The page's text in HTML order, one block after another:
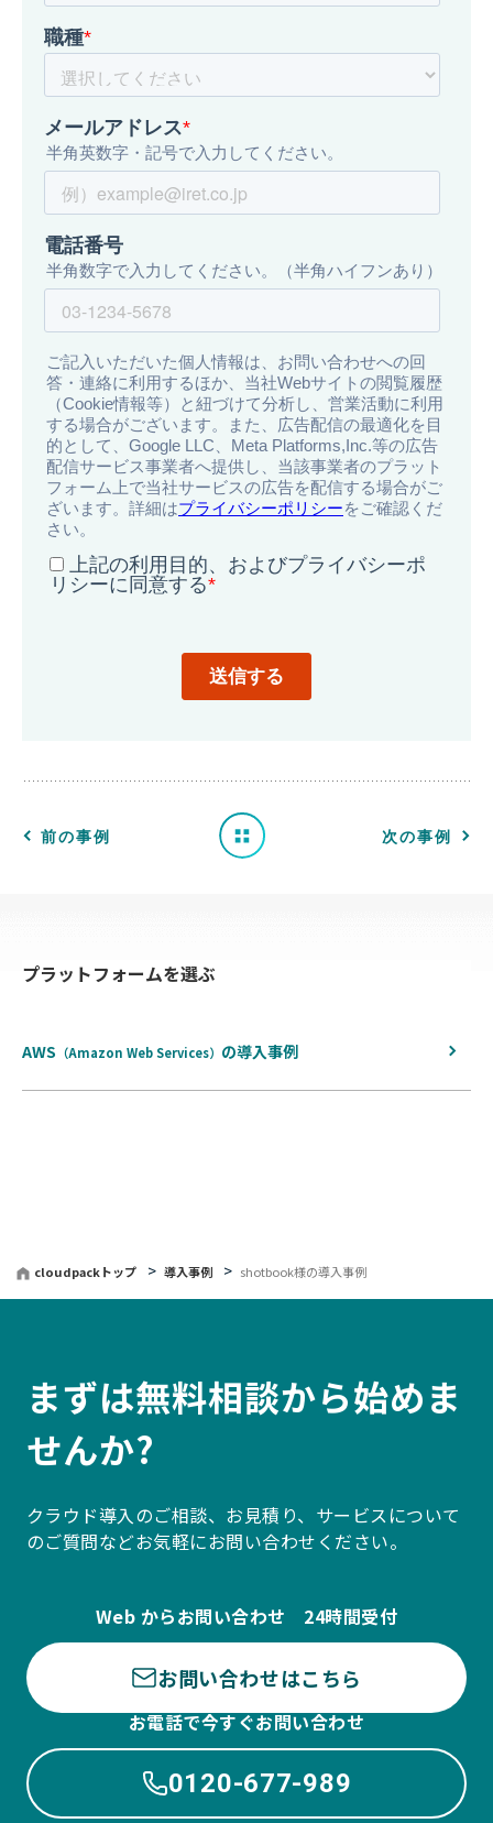
前の事例
例
一 次の事例
プラットフォームを選ぶ
AWS （Amazon Web Services） の導入事例
cloudpackトップ 導入事例 shotbook様の導入事例
まずは無料相談から始めま
せんか?
クラウド導入のご相談、お見積り、サービスについて
のご質問などお気軽にお問い合わせください。
Web からお問い合わせ 24時間受付
お問い合わせはこちら
お電話で今すぐお問い合わせ
0120-677-989